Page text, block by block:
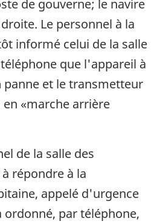
de gouverne; le navire
Le personnel à la
informé celui de la salle
que l'appareil à
et le transmetteur
«marche arrière
de la salle des
répondre à la
appelé d'urgence
ordonné, par téléphone,